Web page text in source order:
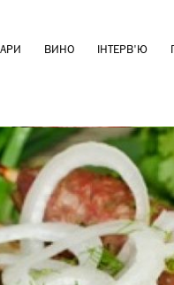
ВИНО ІНТЕРВ'Ю